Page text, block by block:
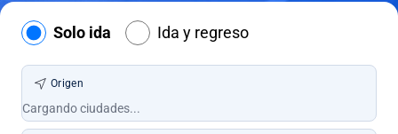
Solo ida Ida y regreso
Origen